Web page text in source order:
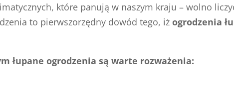
które panują w naszym kraju – wolno
to pierwszorzędny dowód tego, iż ogrodzenia
łupane ogrodzenia są warte rozważenia: